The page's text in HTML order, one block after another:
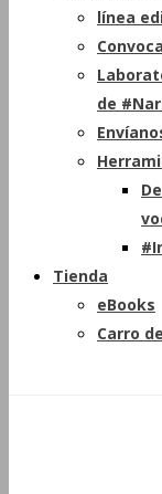
línea
de
Tienda
eBooks
Carro